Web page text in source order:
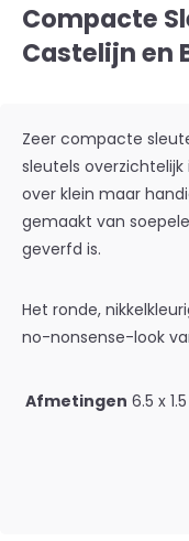
Compacte
Castelijn en
Zeer compacte
sleutels
over klein maar
gemaakt van
geverfd is.
Het ronde,
no-nonsense-look
Afmetingen 6.5 x